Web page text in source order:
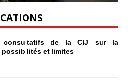
consultatifs de la CIJ sur la
possibilités et limites